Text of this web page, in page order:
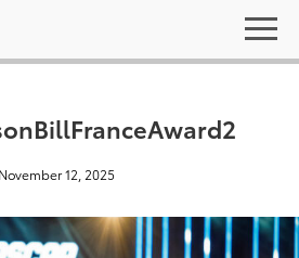
November 12, 2025